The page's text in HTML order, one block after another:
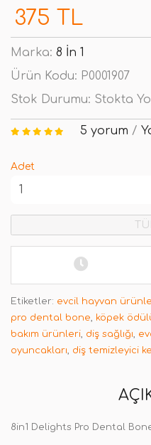
375 TL
Marka: 8 İn 1
Ürün Kodu: P0001907
Stok Durumu: Stokta
5 yorum /
Adet
Etiketler: evcil hayvan
pro dental bone, köpek
bakım ürünleri, diş sağlığı,
oyuncakları, diş temizleyici
8in1 Delights Pro Dental